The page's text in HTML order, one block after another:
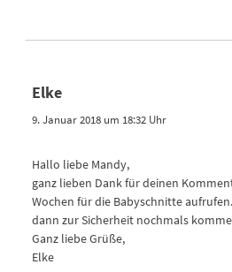
Elke
9. Januar 2018 um 18:32 Uhr
Hallo liebe Mandy,
ganz lieben Dank für deinen
Wochen für die Babyschnitte
dann zur Sicherheit nochmals
Ganz liebe Grüße,
Elke